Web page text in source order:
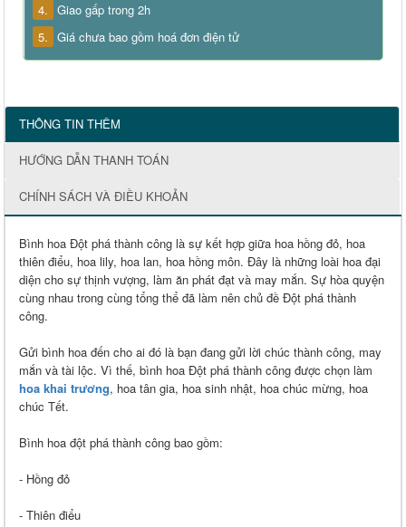
4. Giao gấp trong 2h
5. Giá chưa bao gồm hoá đơn điện tử
THÔNG TIN THÊM
HƯỚNG DẪN THANH TOÁN
CHÍNH SÁCH VÀ ĐIỀU KHOẢN
Bình hoa Đột phá thành công là sự kết hợp giữa hoa hồng đỏ, hoa
thiên điểu, hoa lily, hoa lan, hoa hồng môn. Đây là những loài hoa đại
diện cho sự thịnh vượng, làm ăn phát đạt và may mắn. Sự hòa quyện
cùng nhau trong cùng tổng thể đã làm nên chủ đề Đột phá thành
công.
Gửi bình hoa đến cho ai đó là bạn đang gửi lời chúc thành công, may
mắn và tài lộc. Vì thế, bình hoa Đột phá thành công được chọn làm
hoa khai trương, hoa tân gia, hoa sinh nhật, hoa chúc mừng, hoa
chúc Tết.
Bình hoa đột phá thành công bao gồm:
- Hồng đỏ
- Thiên điểu